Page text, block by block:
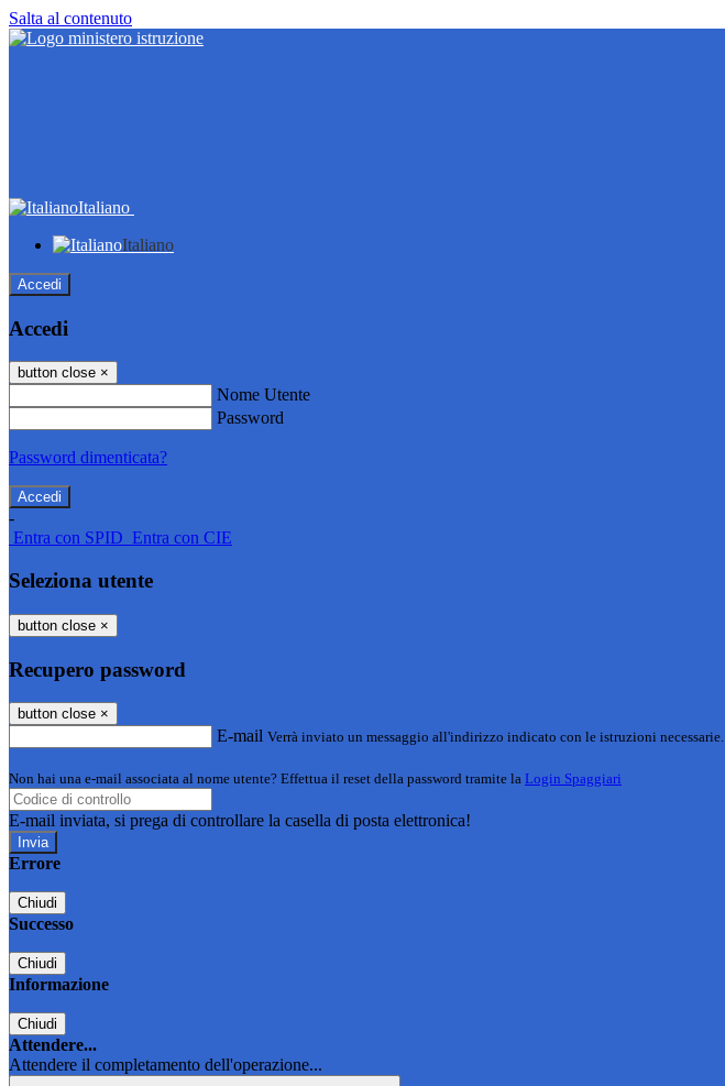
Salta al contenuto
Italiano
Italiano
Accedi
Accedi
button close ×
Nome Utente
Password
Password dimenticata?
-
Entra con SPID Entra con CIE
Seleziona utente
button close ×
Recupero password
button close ×
E-mail Verrà inviato un messaggio all'indirizzo indicato con le istruzioni necessarie.
Non hai una e-mail associata al nome utente? Effettua il reset della password tramite la Login Spaggiari
E-mail inviata, si prega di controllare la casella di posta elettronica!
Errore
Chiudi
Successo
Chiudi
Informazione
Chiudi
Attendere...
Attendere il completamento dell'operazione...